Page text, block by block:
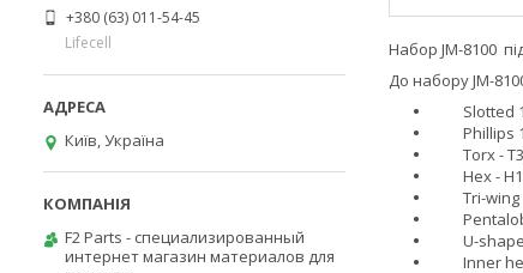
Набор JM-8100
До набору JM-
Slotted
Phillips
Torx -
Hex -
Tri-wing
U-
Inner
+380 (63) 011-54-45
Lifecell
Київ, Україна
F2 Parts - специализированный
интернет магазин материалов для